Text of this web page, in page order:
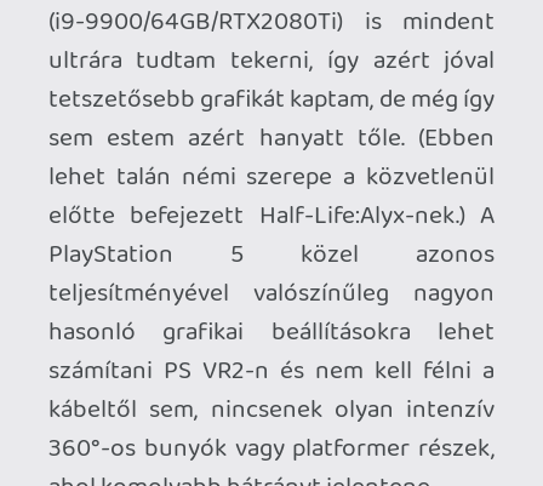
értékkel rendelkezik a Skydance's
BEHEMOTH, de maradjunk annyiban,
hogy a stúdió nevének a játék címe elé
biggyesztése helyett szerénységre
inteném a kedves marketingeseket. Nem
vagyok biztos benne, hogy komolyabb
evolúció nélkül képes lesz pár év múlva is
elcsábítani ez az egyszerű játékmenet, de
momentán vitt magával a flow,
gyakorlatilag nem bírtam abbahagyni,
amíg a végére nem értem és a játékidő
túlnyomó részében kitűnően
szórakoztam.